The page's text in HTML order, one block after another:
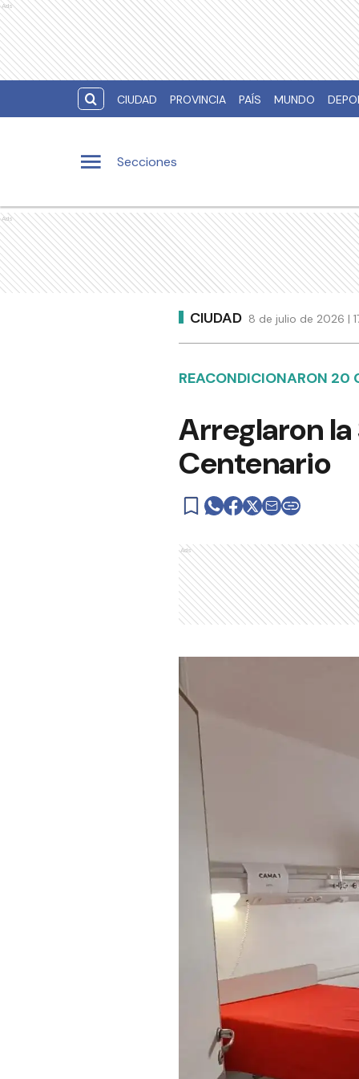
Ads
CIUDAD PROVINCIA PAÍS MUNDO
Secciones
Ads
CIUDAD 8 de julio de 2026 |
REACONDICIONARON 20
Arreglaron la
Centenario
Ads